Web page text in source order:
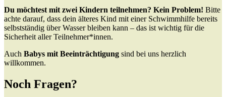
Du möchtest mit zwei Kindern teilnehmen? Kein Problem! Bitte
achte darauf, dass dein älteres Kind mit einer Schwimmhilfe bereits
selbstständig über Wasser bleiben kann – das ist wichtig für die
Sicherheit aller Teilnehmer*innen.
Auch Babys mit Beeinträchtigung sind bei uns herzlich
willkommen.
Noch Fragen?